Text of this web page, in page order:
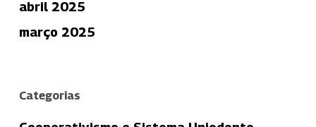
abril 2025
março 2025
Categorias